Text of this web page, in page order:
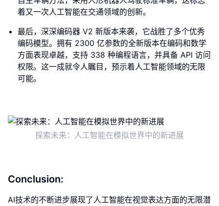
着又一次人工智能在交通领域的创新。
最后，深深编码器 V2 新版本来袭，它战胜了多个优秀
编码模型。拥有 2300 亿参数的全新版本在编码和数学
方面表现卓越，支持 338 种编程语言，并具备 API 访问
权限。这一成就令人瞩目，预示着人工智能领域的无限
可能。
探索未来：人工智能在模拟世界中的新进展
Conclusion:
AI技术的不断进步展现了人工智能在视觉表达方面的无限潜